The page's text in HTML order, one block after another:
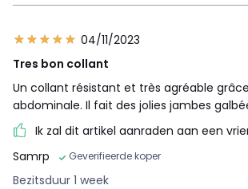
04/11/2023
Tres bon collant
Un collant résistant et très agréable
abdominale. Il fait des jolies jambes
Ik zal dit artikel aanraden aan een
Samrp
Geverifieerde koper
Bezitsduur 1 week